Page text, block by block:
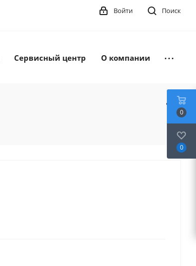
Поиск
Войти
Сервисный центр О компании
0
0